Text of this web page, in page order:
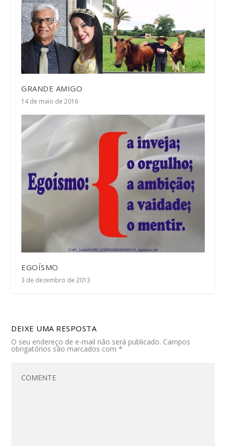
GRANDE AMIGO
14 de maio de 2016
EGOÍSMO
3 de dezembro de 2013
DEIXE UMA RESPOSTA
O seu endereço de e-mail não será publicado. Campos
obrigatórios são marcados com*